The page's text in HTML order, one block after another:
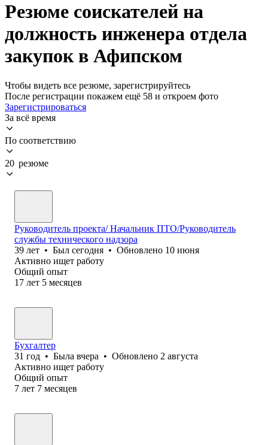
Резюме соискателей на
должность инженера отдела
закупок в Афипском
Чтобы видеть все резюме, зарегистрируйтесь
После регистрации покажем ещё 58 и откроем фото
Зарегистрироваться
За всё время
По соответствию
20 резюме
Руководитель проекта/ Начальник ПТО/Руководитель
службы технического надзора
39 лет • Был сегодня • Обновлено 10 июня
Активно ищет работу
Общий опыт
17 лет 5 месяцев
Бухгалтер
31 год • Была вчера • Обновлено 2 августа
Активно ищет работу
Общий опыт
7 лет 7 месяцев